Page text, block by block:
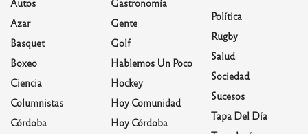
Autos
Azar
Basquet
Boxeo
Ciencia
Columnistas
Córdoba
Gastronomía
Gente
Golf
Hablemos Un Poco
Hockey
Hoy Comunidad
Hoy Córdoba
Política
Rugby
Salud
Sociedad
Sucesos
Tapa Del Día